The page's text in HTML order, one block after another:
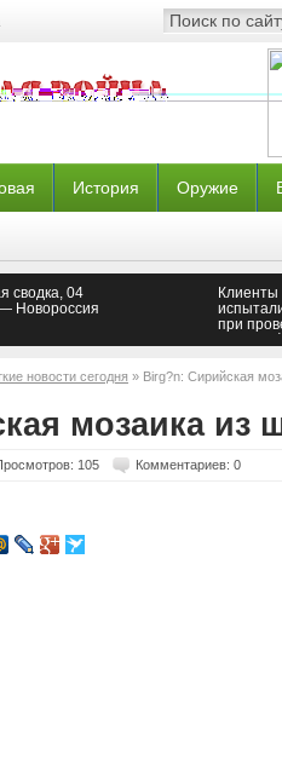
История Оружие
сводка, 04
Новороссия
Клиенты
при
новости сегодня » Birg?n: Сирийская
мозаика из
105 Комментариев: 0